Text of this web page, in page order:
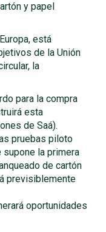
y papel
está
de la Unión
la
para la compra
esta
de Saá).
pruebas piloto
la primera
de cartón
previsiblemente
oportunidades